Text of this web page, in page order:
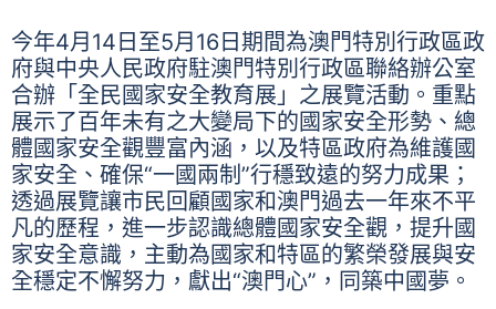
今年4月14日至5月16日期間為澳門特別行政區政
府與中央人民政府駐澳門特別行政區聯絡辦公室
合辦「全民國家安全教育展」之展覽活動。重點
展示了百年未有之大變局下的國家安全形勢、總
體國家安全觀豐富內涵，以及特區政府為維護國
家安全、確保“一國兩制”行穩致遠的努力成果；
透過展覽讓市民回顧國家和澳門過去一年來不平
凡的歷程，進一步認識總體國家安全觀，提升國
家安全意識，主動為國家和特區的繁榮發展與安
全穩定不懈努力，獻出“澳門心”，同築中國夢。